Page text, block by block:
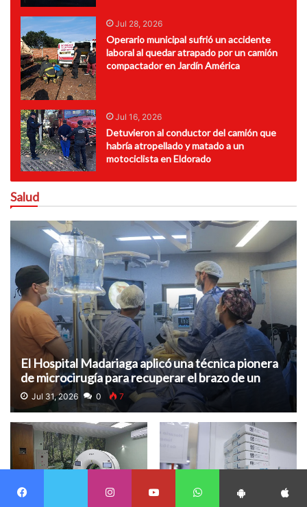
Jul 28, 2026
Operario municipal sufrió un accidente
laboral al quedar atrapado por un camión
compactador en Jardín América
Jul 16, 2026
Detuvieron al conductor del camión que
habría atropellado y matado a un
motociclista en Eldorado
Salud
El Hospital Madariaga aplicó una técnica pionera
de microcirugía para recuperar el brazo de un
motociclista
Jul 31, 2026 0 7